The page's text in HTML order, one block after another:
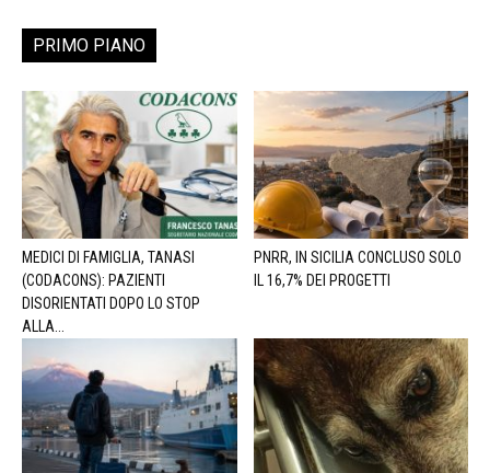
PRIMO PIANO
MEDICI DI FAMIGLIA, TANASI
(CODACONS): PAZIENTI
DISORIENTATI DOPO LO STOP
ALLA...
PNRR, IN SICILIA CONCLUSO SOLO
IL 16,7% DEI PROGETTI